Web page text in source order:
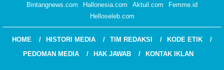
Bintangnews.com
Hallonesia.com Aktuil.com
Femme.id
Helloseleb.com
HOME HISTORI MEDIA TIM REDAKSI
KODE ETIK
PEDOMAN MEDIA
HAK JAWAB KONTAK IKLAN